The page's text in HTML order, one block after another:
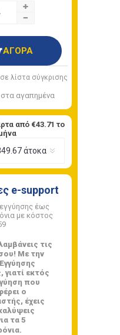
+
-
από €43.71 το
e-support
έως
με κόστος
τις
Με την
γιατί εκτός
που
ο
έχεις
τα 5